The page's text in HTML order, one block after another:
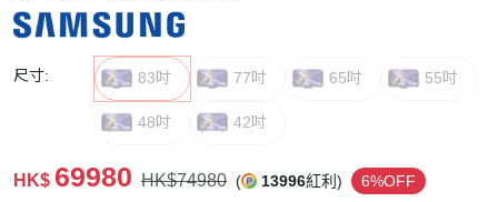
尺寸: 83吋 77吋 65吋 55吋
48吋 42吋
HK$ 69980 HK$74980 ( 13996紅利) 6%OFF